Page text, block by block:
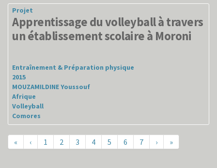
Projet
Apprentissage du volleyball à travers
un établissement scolaire à Moroni
Entraînement & Préparation physique
2015
MOUZAMILDINE Youssouf
Afrique
Volleyball
Comores
« ‹ 1 2 3 4 5 6 7 › »